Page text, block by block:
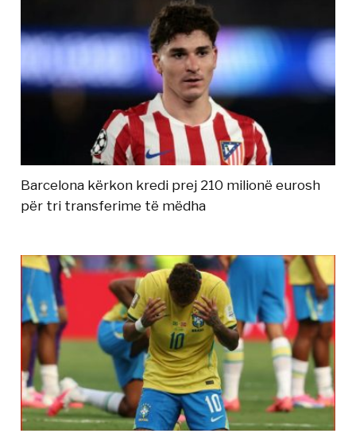
Barcelona kërkon kredi prej 210 milionë eurosh
për tri transferime të mëdha